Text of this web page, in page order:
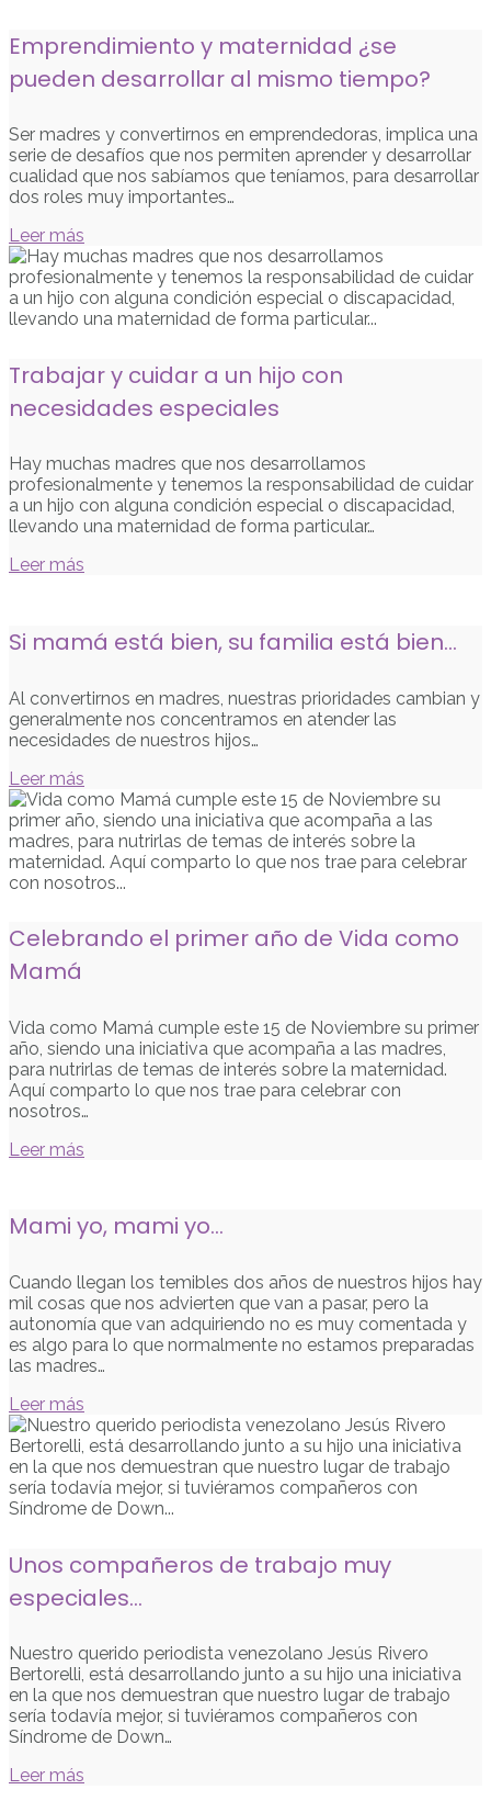
Emprendimiento y maternidad ¿se
pueden desarrollar al mismo tiempo?
Ser madres y convertirnos en emprendedoras, implica una
serie de desafíos que nos permiten aprender y desarrollar
cualidad que nos sabíamos que teníamos, para desarrollar
dos roles muy importantes…
Leer más
Trabajar y cuidar a un hijo con
necesidades especiales
Hay muchas madres que nos desarrollamos
profesionalmente y tenemos la responsabilidad de cuidar
a un hijo con alguna condición especial o discapacidad,
llevando una maternidad de forma particular…
Leer más
Si mamá está bien, su familia está bien…
Al convertirnos en madres, nuestras prioridades cambian y
generalmente nos concentramos en atender las
necesidades de nuestros hijos…
Leer más
Celebrando el primer año de Vida como
Mamá
Vida como Mamá cumple este 15 de Noviembre su primer
año, siendo una iniciativa que acompaña a las madres,
para nutrirlas de temas de interés sobre la maternidad.
Aquí comparto lo que nos trae para celebrar con
nosotros…
Leer más
Mami yo, mami yo…
Cuando llegan los temibles dos años de nuestros hijos hay
mil cosas que nos advierten que van a pasar, pero la
autonomía que van adquiriendo no es muy comentada y
es algo para lo que normalmente no estamos preparadas
las madres…
Leer más
Unos compañeros de trabajo muy
especiales…
Nuestro querido periodista venezolano Jesús Rivero
Bertorelli, está desarrollando junto a su hijo una iniciativa
en la que nos demuestran que nuestro lugar de trabajo
sería todavía mejor, si tuviéramos compañeros con
Síndrome de Down…
Leer más